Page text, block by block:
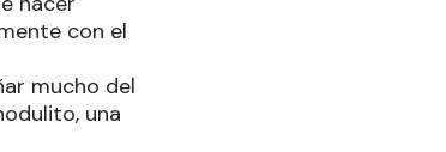
con el
mucho del
una